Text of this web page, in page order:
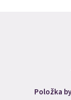
Položka